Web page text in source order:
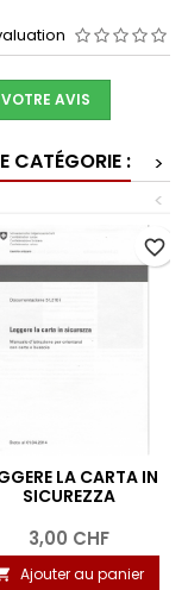
AVIS
CATÉGORIE :
>
<
LA CARTA IN
SICUREZZA
3,00 CHF
Ajouter au panier
favorite_border